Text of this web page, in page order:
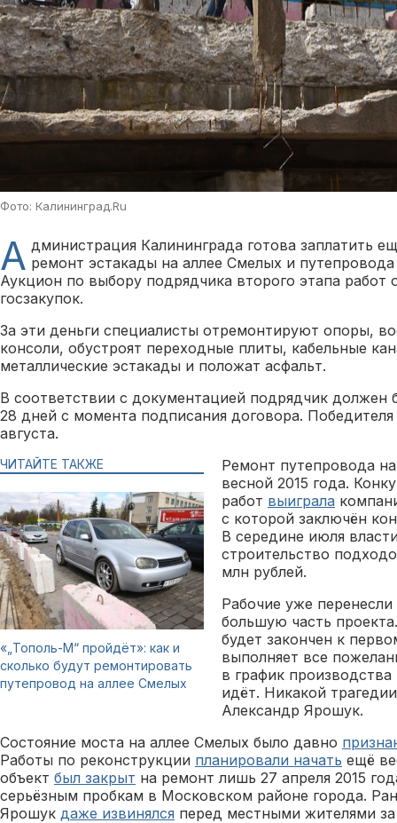
Фото: Калининград.Ru
А дминистрация Калининграда готова заплатить
ремонт эстакады на аллее Смелых и
Аукцион по выбору подрядчика второго этапа работ
госзакупок.
За эти деньги специалисты отремонтируют опоры,
консоли, обустроят переходные плиты, кабельные
металлические эстакады и положат асфальт.
В соответствии с документацией подрядчик должен
28 дней с момента подписания договора. Победителя
августа.
ЧИТАЙТЕ ТАКЖЕ
«„Тополь-М“ пройдёт»: как и
сколько будут ремонтировать
путепровод на аллее Смелых
Ремонт путепровода
весной 2015 года.
работ выиграла
с которой заключён
В середине июля
строительство
млн рублей.
Рабочие уже
большую часть
будет закончен к
выполняет все
в график
идёт. Никакой
Александр Ярошук.
Состояние моста на аллее Смелых было давно
Работы по реконструкции планировали начать ещё
объект был закрыт на ремонт лишь 27 апреля 2015
серьёзным пробкам в Московском районе города.
Ярошук даже извинялся перед местными жителями за